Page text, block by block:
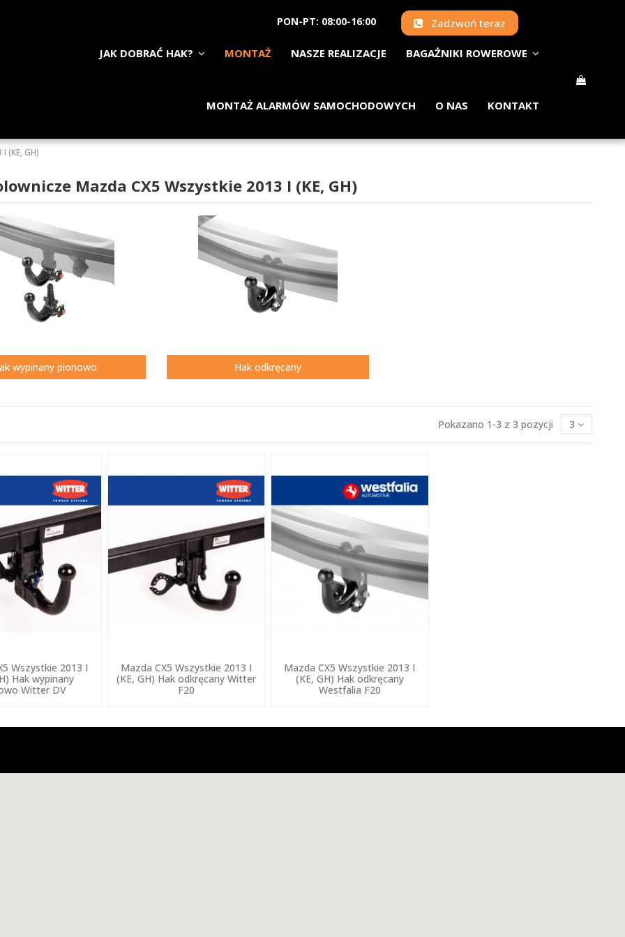
PON-PT: 08:00-16:00 Zadzwoń teraz
JAK DOBRAĆ HAK? MONTAŻ NASZE REALIZACJE BAGAŻNIKI ROWEROWE
MONTAŻ ALARMÓW SAMOCHODOWYCH O NAS KONTAKT
(KE, GH)
Mazda CX5 Wszystkie 2013 I (KE, GH)
wypinany pionowo Hak odkręcany
Pokazano 1-3 z 3 pozycji 3
Wszystkie 2013 I
Hak wypinany
Witter DV
Mazda CX5 Wszystkie 2013 I
(KE, GH) Hak odkręcany Witter
F20
Mazda CX5 Wszystkie 2013 I
(KE, GH) Hak odkręcany
Westfalia F20